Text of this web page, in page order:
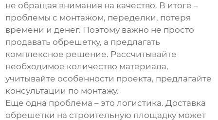
не обращая внимания на качество. В итоге –
проблемы с монтажом, переделки, потеря
времени и денег. Поэтому важно не просто
продавать обрешетку, а предлагать
комплексное решение. Рассчитывайте
необходимое количество материала,
учитывайте особенности проекта, предлагайте
консультации по монтажу.
Еще одна проблема – это логистика. Доставка
обрешетки на строительную площадку может